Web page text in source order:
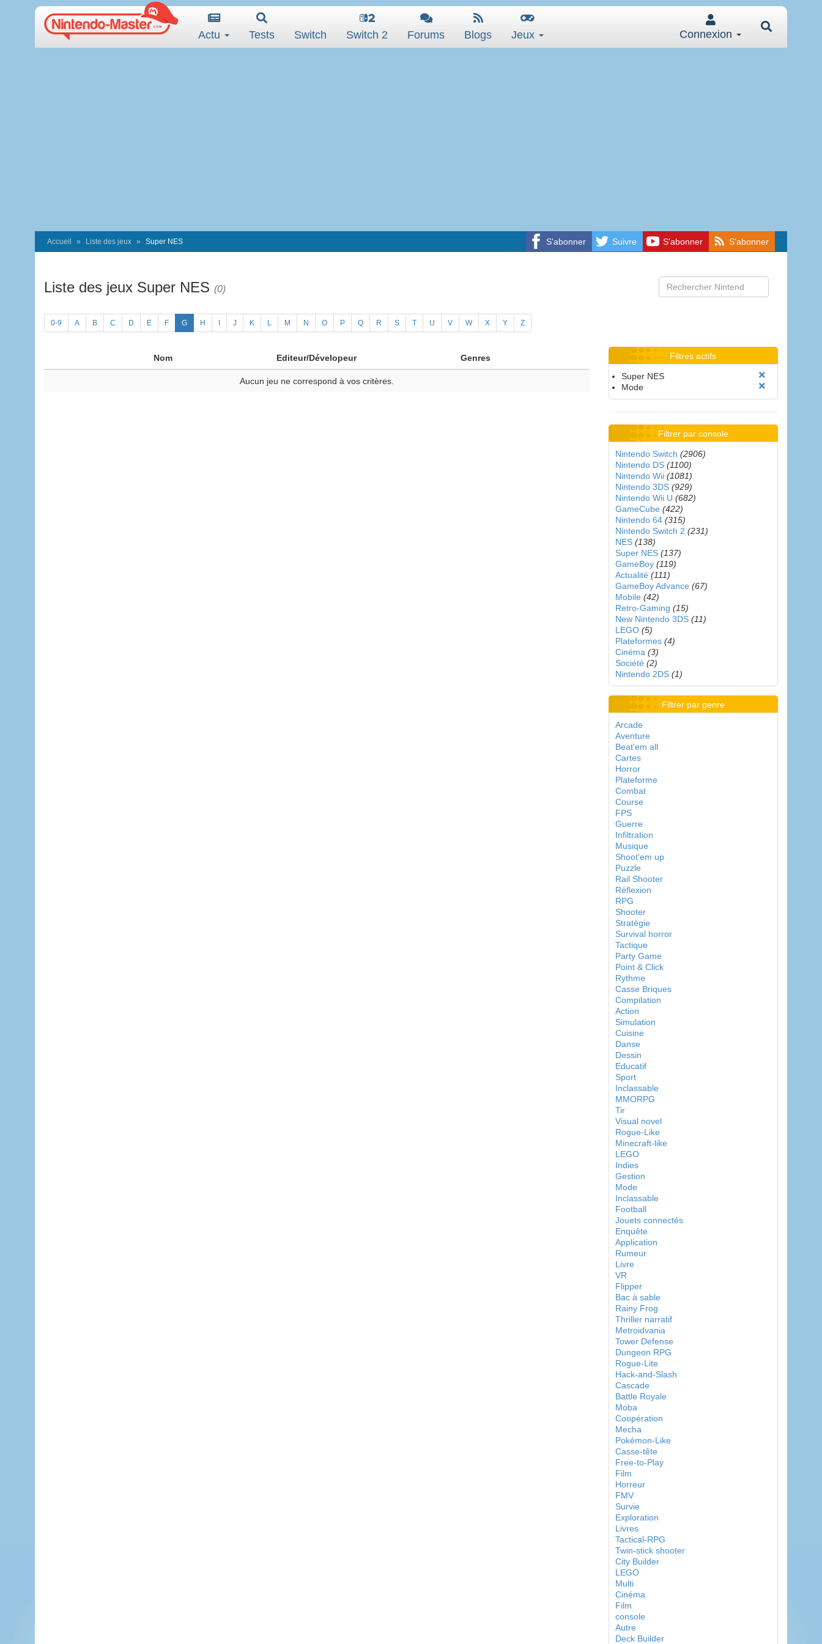
Actu Tests Switch Switch 2 Forums Blogs Jeux Connexion
S'abonner Suivre S'abonner S'abonner
Accueil Liste des jeux Super NES
Liste des jeux Super NES (0)
0-9 A B C D E F G H J K L M N O P Q R S T U V W X Y Z
Nom Editeur/Dévelopeur Genres
Aucun jeu ne correspond à vos critères.
Filtres actifs
Super NES
Mode
Filtrer par console
Nintendo Switch (2906)
Nintendo DS (1100)
Nintendo Wii (1081)
Nintendo 3DS (929)
Nintendo Wii U (682)
GameCube (422)
Nintendo 64 (315)
Nintendo Switch 2 (231)
NES (138)
Super NES (137)
GameBoy (119)
Actualité (111)
GameBoy Advance (67)
Mobile (42)
Retro-Gaming (15)
New Nintendo 3DS (11)
LEGO (5)
Plateformes (4)
Cinéma (3)
Société (2)
Nintendo 2DS (1)
Filtrer par genre
Arcade
Aventure
Beat'em all
Cartes
Horror
Plateforme
Combat
Course
FPS
Guerre
Infiltration
Musique
Shoot'em up
Puzzle
Rail Shooter
Réflexion
RPG
Shooter
Stratégie
Survival horror
Tactique
Party Game
Point & Click
Rythme
Casse Briques
Compilation
Action
Simulation
Cuisine
Danse
Dessin
Educatif
Sport
Inclassable
MMORPG
Tir
Visual novel
Rogue-Like
Minecraft-like
LEGO
Indies
Gestion
Mode
Inclassable
Football
Jouets connectés
Enquête
Application
Rumeur
Livre
VR
Flipper
Bac à sable
Rainy Frog
Thriller narratif
Metroidvania
Tower Defense
Dungeon RPG
Rogue-Lite
Hack-and-Slash
Cascade
Battle Royale
Moba
Coopération
Mecha
Pokémon-Like
Casse-tête
Free-to-Play
Film
Horreur
FMV
Survie
Exploration
Livres
Tactical-RPG
Twin-stick shooter
City Builder
LEGO
Multi
Cinéma
Film
console
Autre
Deck Builder